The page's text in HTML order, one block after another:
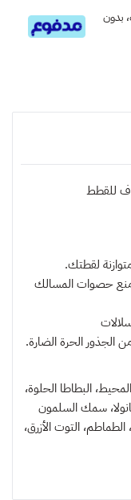
4 وحتى 6 دفعات، بدون
للقطط
لقطتك.
6.4 للمساعدة في منع حصوات المسالك
الحرة الضارة.
أسماك المحيط، البطاطا الحلوة،
سمك السلمون
الطماطم، التوت الأزرق،